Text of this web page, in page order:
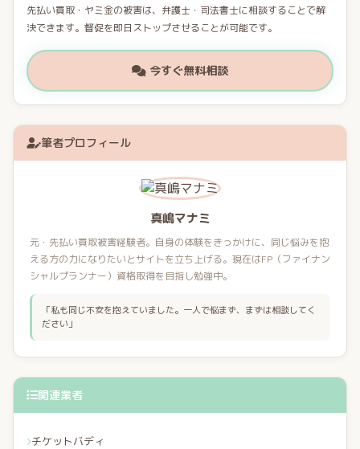
先払い買取・ヤミ金の被害は、弁護士・司法書士に相談することで解
決できます。督促を即日ストップさせることが可能です。
今すぐ無料相談
筆者プロフィール
真嶋マナミ
元・先払い買取被害経験者。自身の体験をきっかけに、同じ悩みを抱
える方の力になりたいとサイトを立ち上げる。現在はFP（ファイナン
シャルプランナー）資格取得を目指し勉強中。
「私も同じ不安を抱えていました。一人で悩まず、まずは相談してく
ださい」
関連業者
チケットバディ